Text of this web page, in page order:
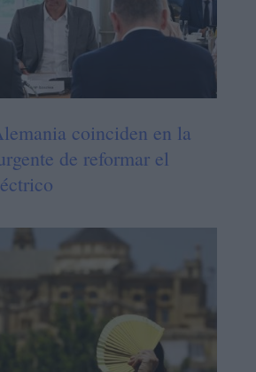
coinciden en la
de reformar el